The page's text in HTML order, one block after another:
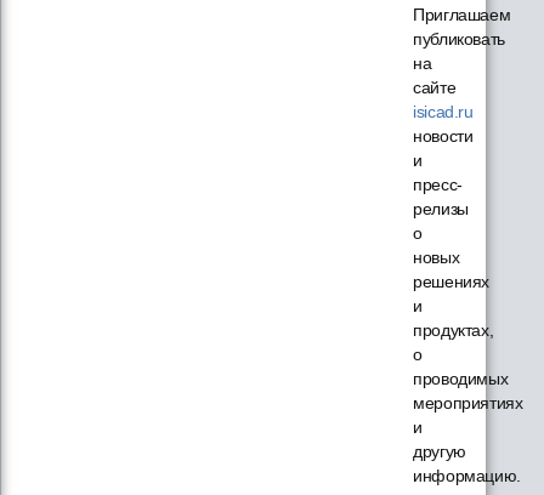
Приглашаем
публиковать
на
сайте
isicad.ru
новости
и
пресс-
релизы
о
новых
решениях
и
продуктах,
о
проводимых
мероприятиях
и
другую
информацию.